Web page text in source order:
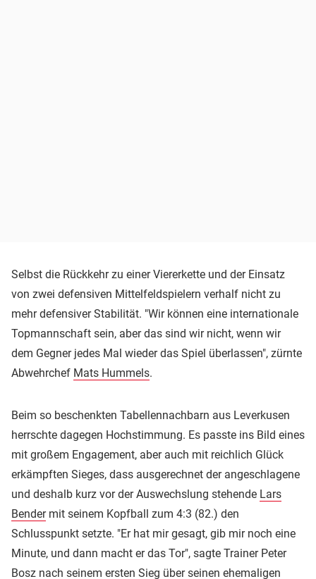
Selbst die Rückkehr zu einer Viererkette und der Einsatz
von zwei defensiven Mittelfeldspielern verhalf nicht zu
mehr defensiver Stabilität. "Wir können eine internationale
Topmannschaft sein, aber das sind wir nicht, wenn wir
dem Gegner jedes Mal wieder das Spiel überlassen", zürnte
Abwehrchef Mats Hummels.
Beim so beschenkten Tabellennachbarn aus Leverkusen
herrschte dagegen Hochstimmung. Es passte ins Bild eines
mit großem Engagement, aber auch mit reichlich Glück
erkämpften Sieges, dass ausgerechnet der angeschlagene
und deshalb kurz vor der Auswechslung stehende Lars
Bendermit seinem Kopfball zum 4:3 (82.) den
Schlusspunkt setzte. "Er hat mir gesagt, gib mir noch eine
Minute, und dann macht er das Tor", sagte Trainer Peter
Bosz nach seinem ersten Sieg über seinen ehemaligen